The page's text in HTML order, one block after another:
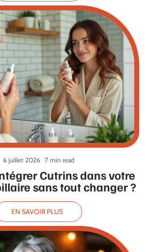
Cutrins dans votre
sans tout changer ?
6 juillet 2026 7 min read
EN SAVOIR PLUS